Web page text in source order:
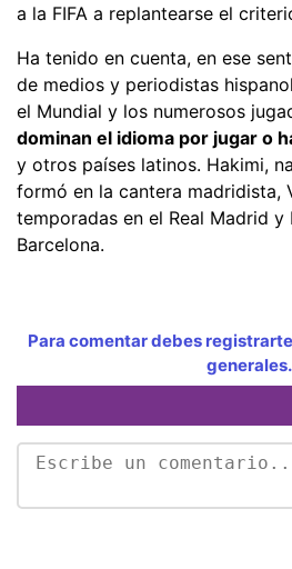
a la FIFA a replantearse el
Ha tenido en cuenta, en ese
de medios y periodistas
el Mundial y los numerosos
dominan el idioma por jugar o
y otros países latinos. Hakimi,
formó en la cantera madridista,
temporadas en el Real Madrid y
Barcelona.
Para comentar debes
generales.